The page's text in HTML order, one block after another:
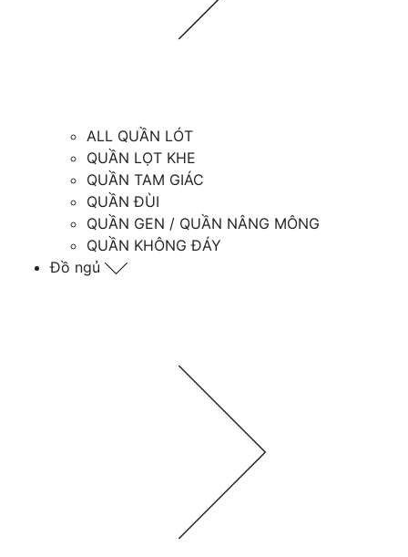
ALL QUẦN LÓT
QUẦN LỌT KHE
QUẦN TAM GIÁC
QUẦN ĐÙI
QUẦN GEN / QUẦN NÂNG MÔNG
QUẦN KHÔNG ĐÁY
Đồ ngủ